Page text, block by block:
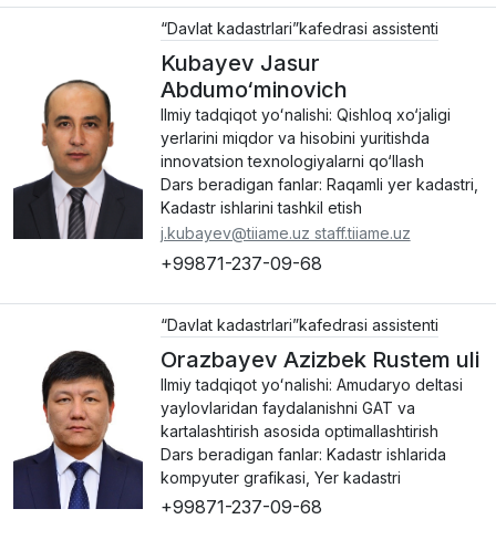
“Davlat kadastrlari”kafedrasi assistenti
Kubayev Jasur
Abdumo‘minovich
Ilmiy tadqiqot yoʻnalishi: Qishloq xo‘jaligi
yerlarini miqdor va hisobini yuritishda
innovatsion texnologiyalarni qo‘llash
Dars beradigan fanlar: Raqamli yer kadastri,
Kadastr ishlarini tashkil etish
j.kubayev@tiiame.uz staff.tiiame.uz
+99871-237-09-68
“Davlat kadastrlari”kafedrasi assistenti
Orazbayev Azizbek Rustem uli
Ilmiy tadqiqot yoʻnalishi: Amudaryo deltasi
yaylovlaridan faydalanishni GAT va
kartalashtirish asosida optimallashtirish
Dars beradigan fanlar: Kadastr ishlarida
kompyuter grafikasi, Yer kadastri
+99871-237-09-68